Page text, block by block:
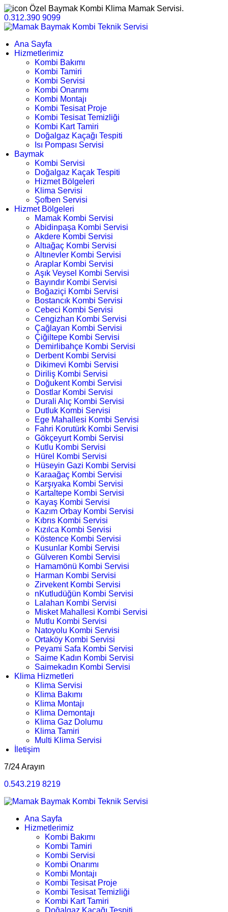
Özel Baymak Kombi Klima Mamak Servisi.
0.312.390 9099
Ana Sayfa
Hizmetlerimiz
Kombi Bakımı
Kombi Tamiri
Kombi Servisi
Kombi Onarımı
Kombi Montajı
Kombi Tesisat Proje
Kombi Tesisat Temizliği
Kombi Kart Tamiri
Doğalgaz Kaçağı Tespiti
Isı Pompası Servisi
Baymak
Kombi Servisi
Doğalgaz Kaçak Tespiti
Hizmet Bölgeleri
Klima Servisi
Şofben Servisi
Hizmet Bölgeleri
Mamak Kombi Servisi
Abidinpaşa Kombi Servisi
Akdere Kombi Servisi
Altıağaç Kombi Servisi
Altınevler Kombi Servisi
Araplar Kombi Servisi
Aşık Veysel Kombi Servisi
Bayındır Kombi Servisi
Boğaziçi Kombi Servisi
Bostancık Kombi Servisi
Cebeci Kombi Servisi
Cengizhan Kombi Servisi
Çağlayan Kombi Servisi
Çiğiltepe Kombi Servisi
Demirlibahçe Kombi Servisi
Derbent Kombi Servisi
Dikimevi Kombi Servisi
Diriliş Kombi Servisi
Doğukent Kombi Servisi
Dostlar Kombi Servisi
Durali Alıç Kombi Servisi
Dutluk Kombi Servisi
Ege Mahallesi Kombi Servisi
Fahri Korutürk Kombi Servisi
Gökçeyurt Kombi Servisi
Kutlu Kombi Servisi
Hürel Kombi Servisi
Hüseyin Gazi Kombi Servisi
Karaağaç Kombi Servisi
Karşıyaka Kombi Servisi
Kartaltepe Kombi Servisi
Kayaş Kombi Servisi
Kazım Orbay Kombi Servisi
Kıbrıs Kombi Servisi
Kızılca Kombi Servisi
Köstence Kombi Servisi
Kusunlar Kombi Servisi
Gülveren Kombi Servisi
Hamamönü Kombi Servisi
Harman Kombi Servisi
Zirvekent Kombi Servisi
nKutludüğün Kombi Servisi
Lalahan Kombi Servisi
Misket Mahallesi Kombi Servisi
Mutlu Kombi Servisi
Natoyolu Kombi Servisi
Ortaköy Kombi Servisi
Peyami Safa Kombi Servisi
Saime Kadın Kombi Servisi
Saimekadın Kombi Servisi
Klima Hizmetleri
Klima Servisi
Klima Bakımı
Klima Montajı
Klima Demontajı
Klima Gaz Dolumu
Klima Tamiri
Multi Klima Servisi
İletişim
7/24 Arayın
0.543.219 8219
Ana Sayfa
Hizmetlerimiz
Kombi Bakımı
Kombi Tamiri
Kombi Servisi
Kombi Onarımı
Kombi Montajı
Kombi Tesisat Proje
Kombi Tesisat Temizliği
Kombi Kart Tamiri
Doğalgaz Kaçağı Tespiti